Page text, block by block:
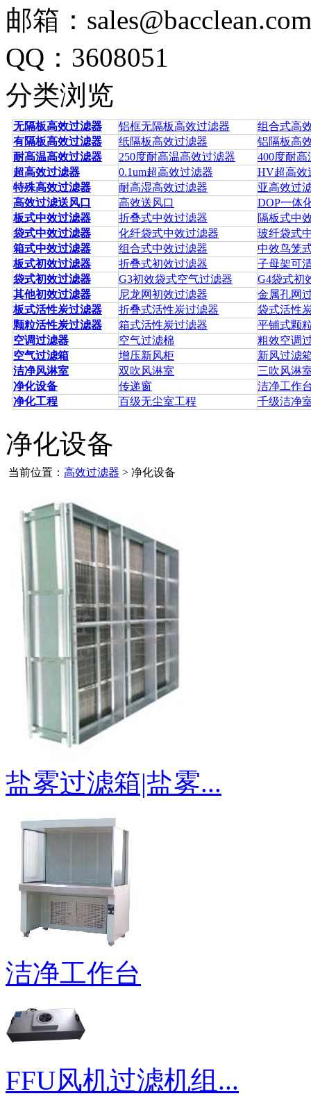
邮箱：sales@bacclean.com
QQ：3608051
分类浏览
无隔板高效过滤器 铝框无隔板高效过滤器
组合式高
有隔板高效过滤器
纸隔板高效过滤器
铝隔板高
耐高温高效过滤器
250度耐高温高效过滤器
400度耐
超高效过滤器
0.1um超高效过滤器
HV超高效
特殊高效过滤器
耐高湿高效过滤器
亚高效过
高效过滤送风口
高效送风口
DOP一体
板式中效过滤器
折叠式中效过滤器
隔板式中
袋式中效过滤器
化纤袋式中效过滤器
玻纤袋式
箱式中效过滤器
组合式中效过滤器
中效鸟笼
板式初效过滤器
折叠式初效过滤器
子母架可
袋式初效过滤器
G3初效袋式空气过滤器
G4袋式初
其他初效过滤器
尼龙网初效过滤器
金属孔网
板式活性炭过滤器
折叠式活性炭过滤器
袋式活性
颗粒活性炭过滤器
箱式活性炭过滤器
平铺式颗
空调过滤器
空气过滤棉
粗效空调
空气过滤箱
增压新风柜
新风过滤
洁净风淋室
双吹风淋室
三吹风淋
净化设备
传递窗
洁净工作
净化工程
百级无尘室工程 千级洁净
净化设备
当前位置： 高效过滤器 > 净化设备
盐雾过滤箱|盐雾...
洁净工作台
FFU风机过滤机组...